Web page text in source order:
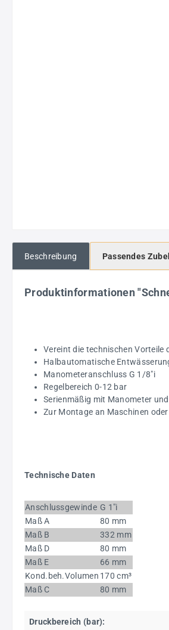
Beschreibung Passendes
Produktinformationen
Vereint die technischen Vorteile
Halbautomatische
Manometeranschluss G 1/8"i
Regelbereich 0-12 bar
Serienmäßig mit Manometer
Zur Montage an Maschinen
Technische Daten
Anschlussgewinde G 1"i
Maß A
80 mm
Maß B
332 mm
Maß D
80 mm
Maß E
66 mm
Kond.beh.Volumen 170 cm³
Maß C
80 mm
Druckbereich (bar):